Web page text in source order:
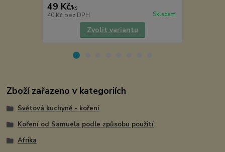
49 Kč/ks
40 Kč bez DPH Skladem
Zvolit variantu
Zboží zařazeno v kategoriích
Světová kuchyně - koření
Koření od Samuela podle způsobu použití
Afrika